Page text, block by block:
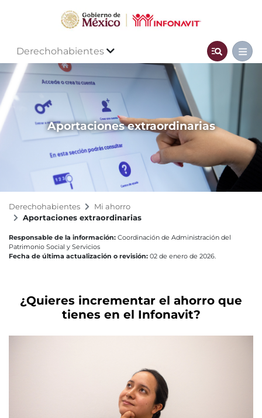
Derechohabientes
Aportaciones extraordinarias
Derechohabientes
Mi ahorro
Aportaciones extraordinarias
Responsable de la información: Coordinación de Administración del
Patrimonio Social y Servicios
Fecha de última actualización o revisión: 02 de enero de 2026.
¿Quieres incrementar el ahorro que
tienes en el Infonavit?